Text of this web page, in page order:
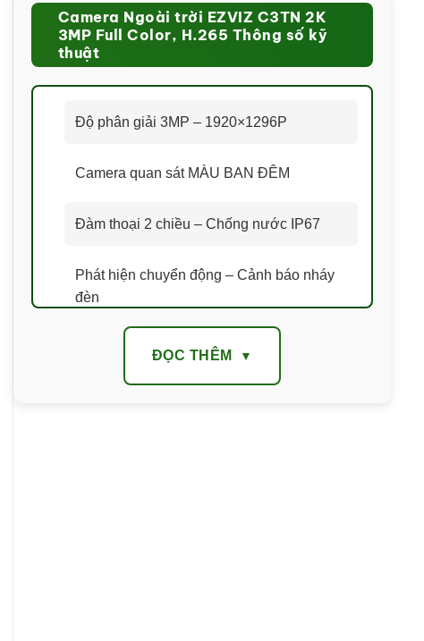
Camera Ngoài trời EZVIZ C3TN 2K
3MP Full Color, H.265 Thông số kỹ
thuật
Độ phân giải 3MP – 1920×1296P
Camera quan sát MÀU BAN ĐÊM
Đàm thoại 2 chiều – Chống nước IP67
Phát hiện chuyển động – Cảnh báo nháy
đèn
Giám sát ban đêm tầm nhìn 30m
ĐỌC THÊM